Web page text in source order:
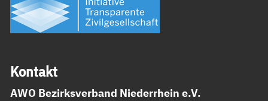
Kon­takt
AWO Bezirksverband Niederrhein e.V.